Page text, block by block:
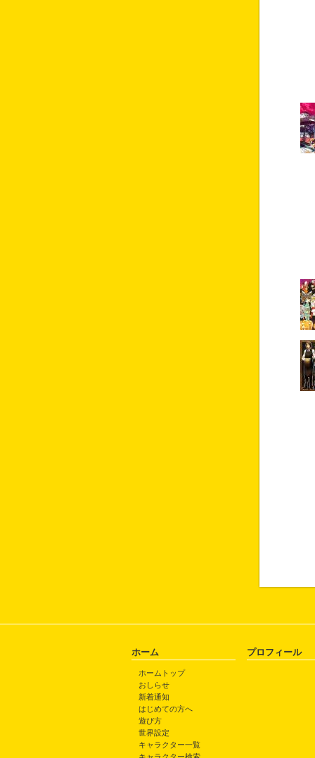
ホーム
ホームトップ
おしらせ
新着通知
はじめての方へ
遊び方
世界設定
キャラクター一覧
プロフィール